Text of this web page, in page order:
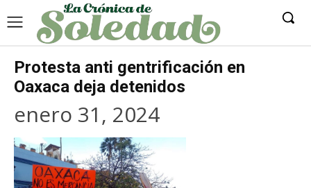
Protesta anti gentrificación en
Oaxaca deja detenidos
enero 31, 2024